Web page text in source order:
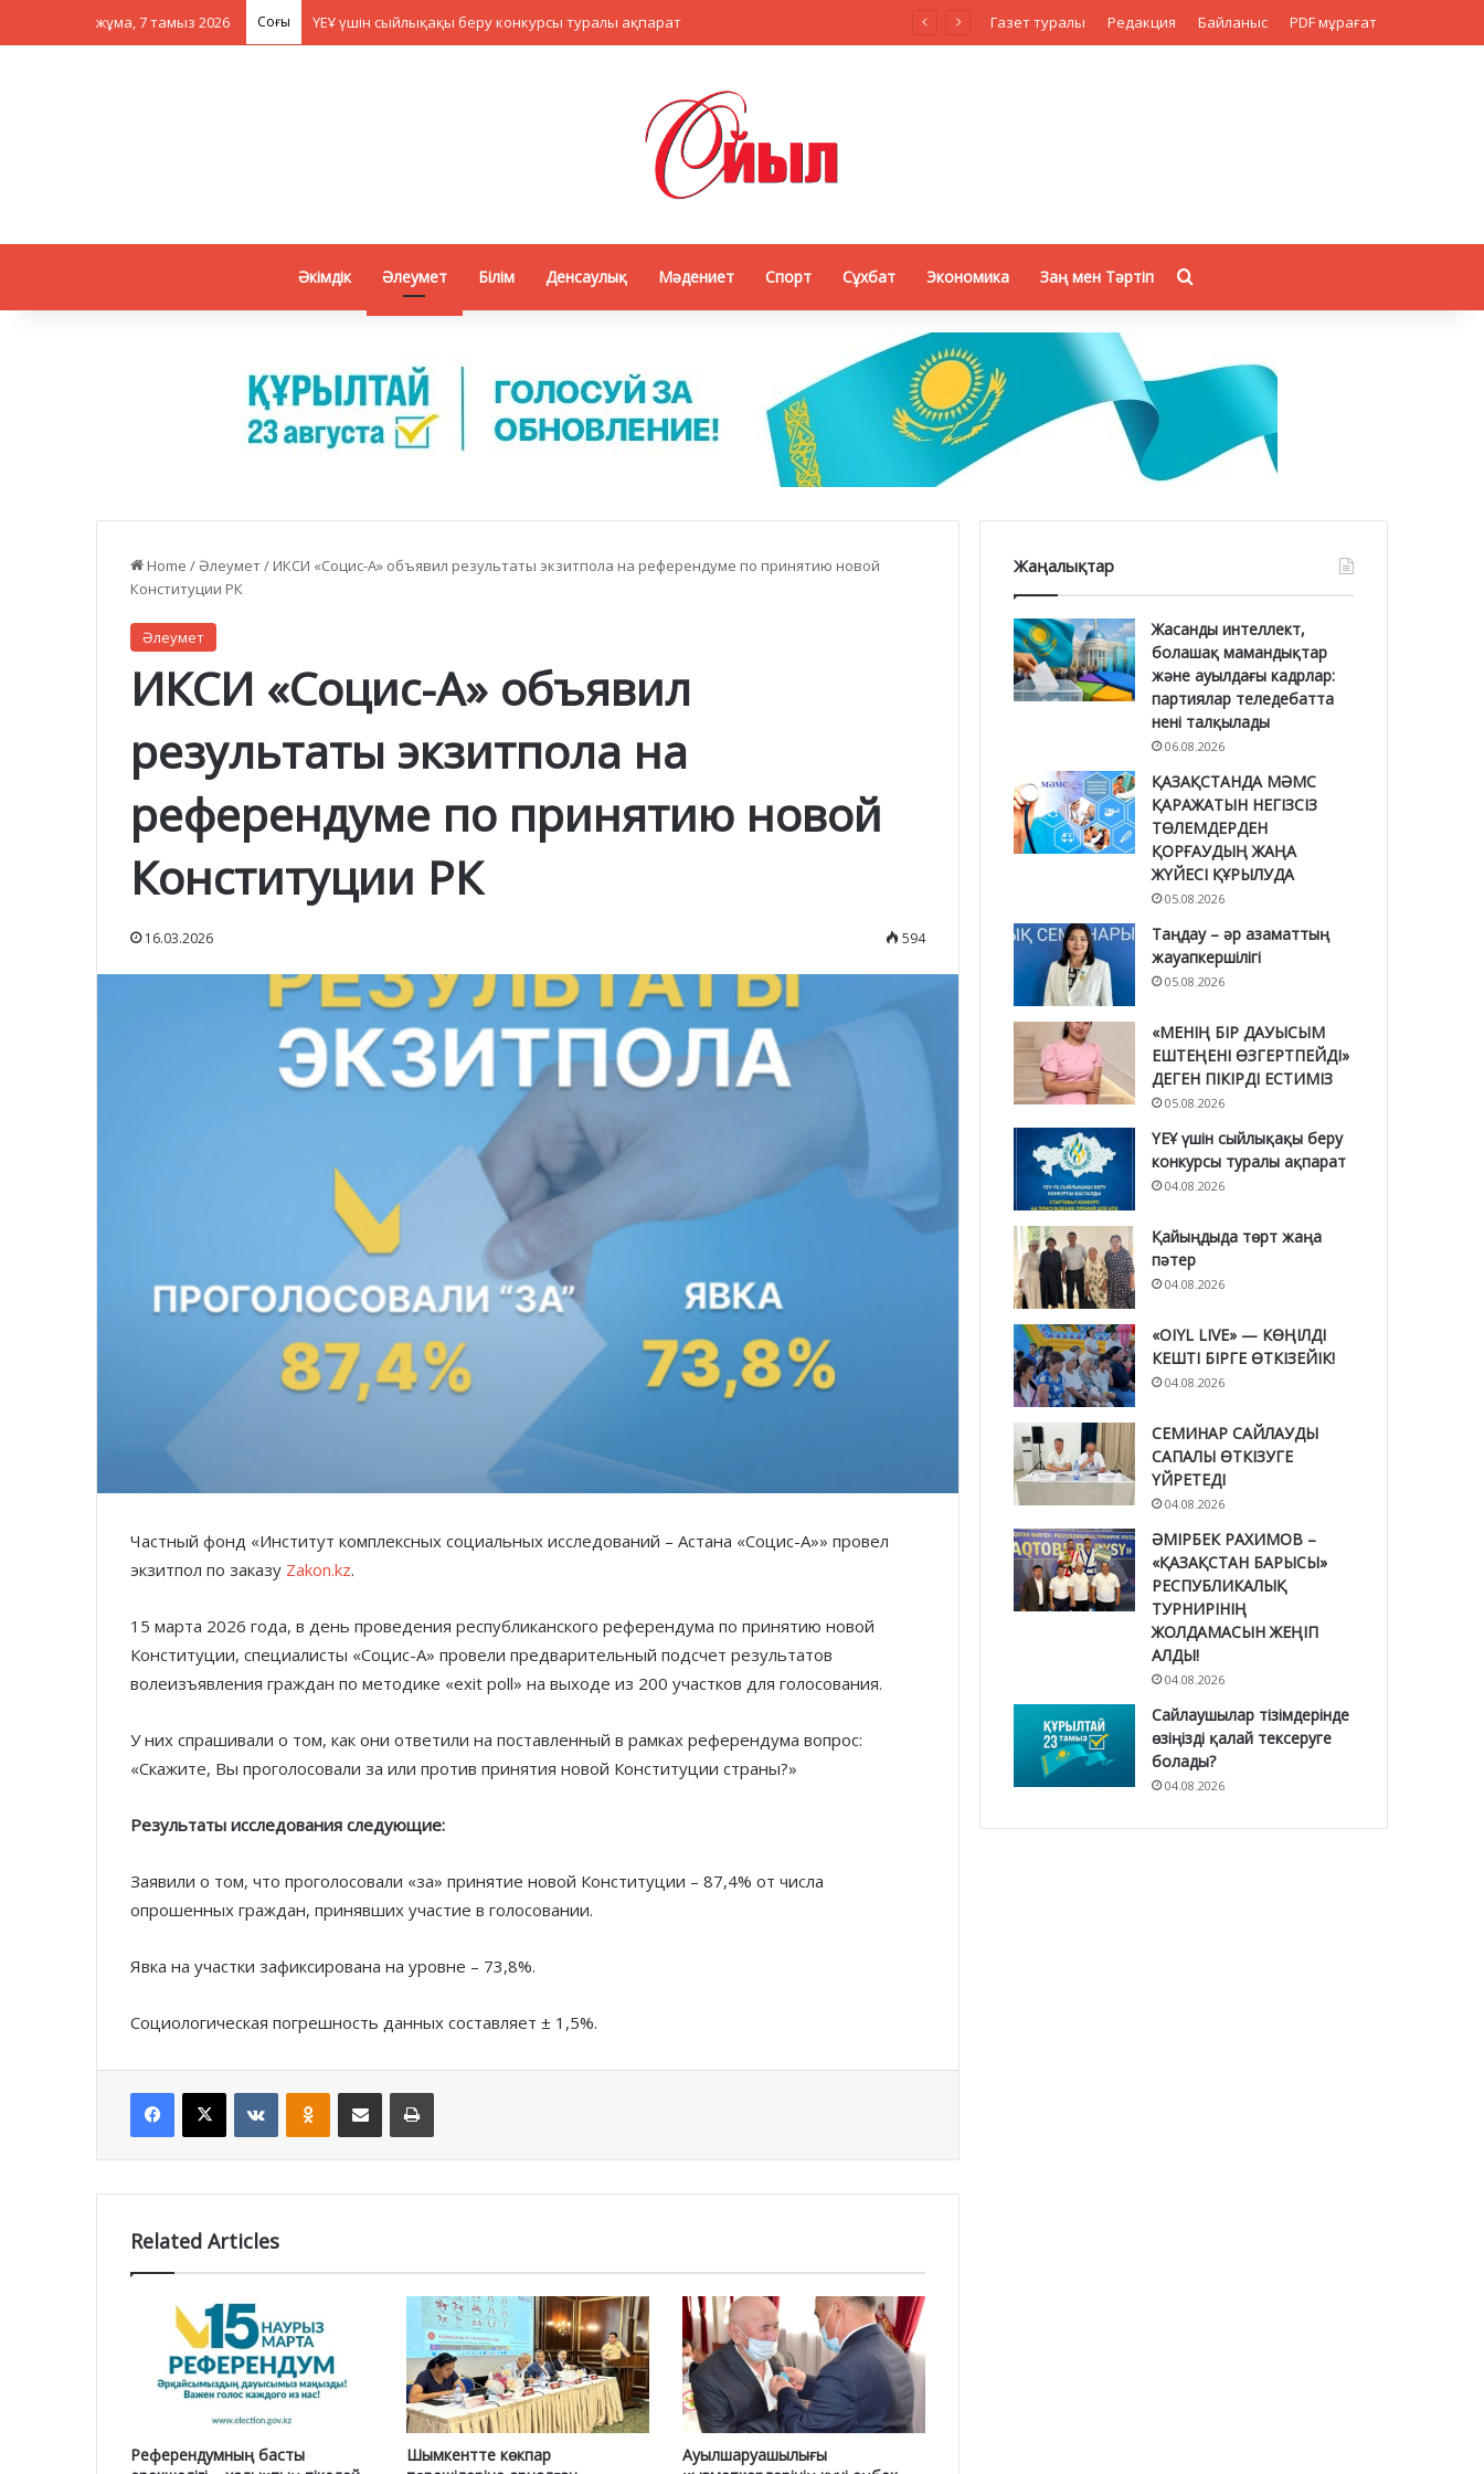
жұма, 7 тамыз 2026 Соңғы ҮЕҰ үшін сыйлықақы беру конкурсы туралы ақпарат Газет туралы Редакция Байланыс PDF мұрағат
Әкімдік Әлеумет Білім Денсаулық Мәдениет Спорт Сұхбат Экономика Заң мен Тәртіп
Home /Әлеумет/ ИКСИ «Социс-А» объявил результаты экзитпола на референдуме по принятию новой
Конституции РК
Әлеумет
ИКСИ «Социс-А» объявил
результаты экзитпола на
референдуме по принятию новой
Конституции РК
16.03.2026 594
Частный фонд «Институт комплексных социальных исследований – Астана «Социс-А»» провел
экзитпол по заказу Zakon.kz.
15 марта 2026 года, в день проведения республиканского референдума по принятию новой
Конституции, специалисты «Социс-А» провели предварительный подсчет результатов
волеизъявления граждан по методике «exit poll» на выходе из 200 участков для голосования.
У них спрашивали о том, как они ответили на поставленный в рамках референдума вопрос:
«Скажите, Вы проголосовали за или против принятия новой Конституции страны?»
Результаты исследования следующие:
Заявили о том, что проголосовали «за» принятие новой Конституции – 87,4% от числа
опрошенных граждан, принявших участие в голосовании.
Явка на участки зафиксирована на уровне – 73,8%.
Социологическая погрешность данных составляет ± 1,5%.
Facebook
X VKontakteOdnoklassniki
Share via Email Print
Related Articles
Референдумның басты
Шымкентте көкпар
Ауылшаруашылығы
Жаңалықтар
Жасанды интеллект,
болашақ мамандықтар
және ауылдағы кадрлар:
партиялар теледебатта
нені талқылады
06.08.2026
ҚАЗАҚСТАНДА МӘМС
ҚАРАЖАТЫН НЕГІЗСІЗ
ТӨЛЕМДЕРДЕН
ҚОРҒАУДЫҢ ЖАҢА
ЖҮЙЕСІ ҚҰРЫЛУДА
05.08.2026
Таңдау – әр азаматтың
жауапкершілігі
05.08.2026
«МЕНІҢ БІР ДАУЫСЫМ
ЕШТЕҢЕНІ ӨЗГЕРТПЕЙДІ»
ДЕГЕН ПІКІРДІ ЕСТИМІЗ
05.08.2026
ҮЕҰ үшін сыйлықақы беру
конкурсы туралы ақпарат
04.08.2026
Қайыңдыда төрт жаңа
пәтер
04.08.2026
«OIYL LIVE» — КӨҢІЛДІ
КЕШТІ БІРГЕ ӨТКІЗЕЙІК!
04.08.2026
СЕМИНАР САЙЛАУДЫ
САПАЛЫ ӨТКІЗУГЕ
ҮЙРЕТЕДІ
04.08.2026
ӘМІРБЕК РАХИМОВ –
«ҚАЗАҚСТАН БАРЫСЫ»
РЕСПУБЛИКАЛЫҚ
ТУРНИРІНІҢ
ЖОЛДАМАСЫН ЖЕҢІП
АЛДЫ!
04.08.2026
Сайлаушылар тізімдерінде
өзіңізді қалай тексеруге
болады?
04.08.2026